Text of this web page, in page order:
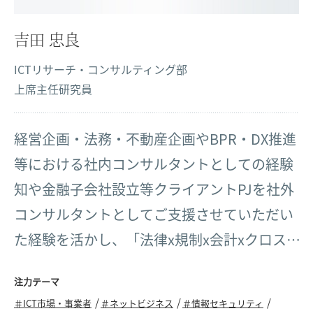
吉田 忠良
ICTリサーチ・コンサルティング部
上席主任研究員
経営企画・法務・不動産企画やBPR・DX推進
等における社内コンサルタントとしての経験
知や金融子会社設立等クライアントPJを社外
コンサルタントとしてご支援させていただい
た経験を活かし、「法律x規制x会計xクロス
んでいきたいと考えております。
注力テーマ
＃ICT市場・事業者
＃ネットビジネス
＃情報セキュリティ